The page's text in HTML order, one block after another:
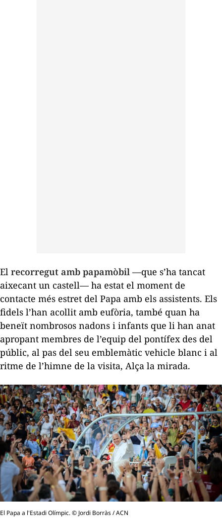
El recorregut amb papamòbil —que s’ha tancat
aixecant un castell— ha estat el moment de
contacte més estret del Papa amb els assistents. Els
fidels l’han acollit amb eufòria, també quan ha
beneït nombrosos nadons i infants que li han anat
apropant membres de l’equip del pontífex des del
públic, al pas del seu emblemàtic vehicle blanc i al
ritme de l’himne de la visita, Alça la mirada.
El Papa a l'Estadi Olímpic. © Jordi Borràs / ACN